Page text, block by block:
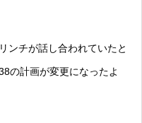
ンチが話し合われていたと
の計画が変更になったよ